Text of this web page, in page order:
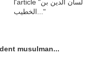
musulman...